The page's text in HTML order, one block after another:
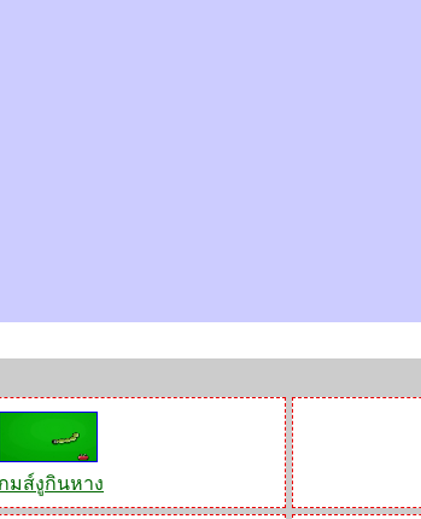
กมส์งูกินหาง